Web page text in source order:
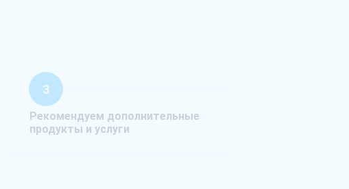
Рекомендуем дополнительные
продукты и услуги